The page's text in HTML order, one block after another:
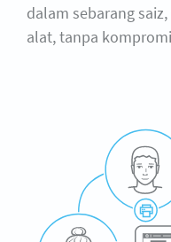
dalam sebarang
alat, tanpa